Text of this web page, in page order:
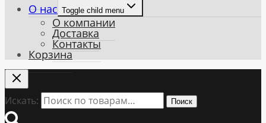
О нас Toggle child menu
О компании
Доставка
Контакты
Корзина
Искать: Поиск